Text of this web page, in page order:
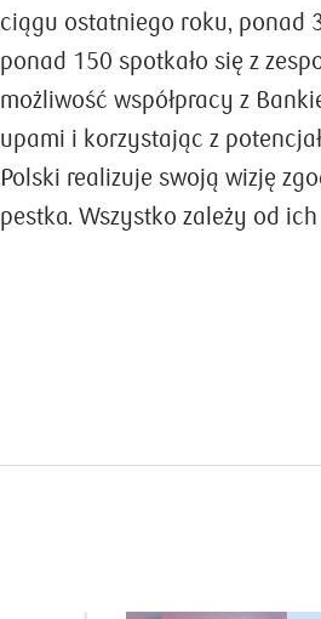
ciągu ostatniego roku, ponad
ponad 150 spotkało się z
możliwość współpracy z
upami i korzystając z
Polski realizuje swoją wizję
pestka. Wszystko zależy od